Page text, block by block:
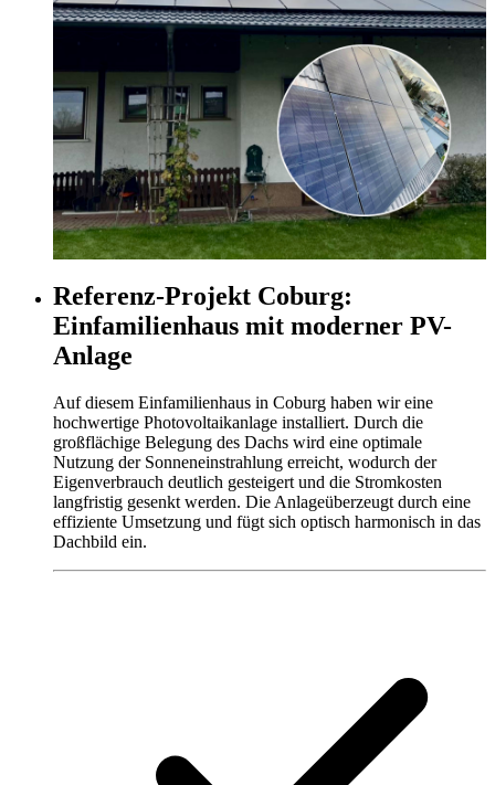
Referenz-Projekt Coburg:
Einfamilienhaus mit moderner PV-
Anlage
Auf diesem Einfamilienhaus in Coburg haben wir eine
hochwertige Photovoltaikanlage installiert. Durch die
großflächige Belegung des Dachs wird eine optimale
Nutzung der Sonneneinstrahlung erreicht, wodurch der
Eigenverbrauch deutlich gesteigert und die Stromkosten
langfristig gesenkt werden. Die Anlageüberzeugt durch eine
effiziente Umsetzung und fügt sich optisch harmonisch in das
Dachbild ein.